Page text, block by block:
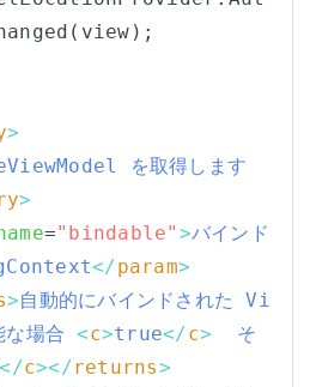
>
を取得します
>
="bindable" >バインド
</param>
>自動的にバインドされた Vi
な場合 <c>true</c>
  そ
</c></returns>